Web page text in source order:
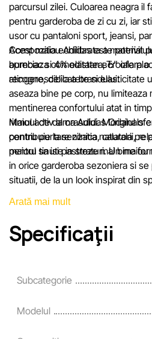
Echipa noastră verifică și
site pentru a identifica și corecta
mai scurt termen rezonabil.
parcursul zilei. Culoarea neagra il
pentru garderoba de zi cu zi, iar
usor cu pantaloni sport, jeansi,
Acest maiou Adidas este potrivit
apreciaza comoditatea, croiala
recognoscibila a brandului.
Compozitia echilibrata a
bumbac si 4% elastan вЂ” ofera
atingere, delicatete si elasticitate
aseaza bine pe corp, nu limiteaza
mentinerea confortului atat in
ritmul activ al orasului. Modalul
contribuie la senzatia naturala pe
maioul sa isi pastreze mai bine
Maioul de dama Adidas Originals
pentru purtare zilnica, calatorii,
pentru tinute in straturi. Un
in orice garderoba sezoniera si
situatii, de la un look inspirat din
comod si stilat, modelul LINEAR
reusita pentru fiecare zi.
Arată mai mult
Specificaţii
Subcategorie
Modelul